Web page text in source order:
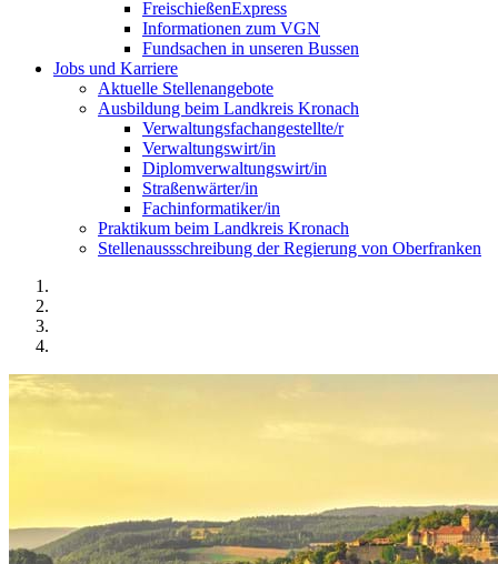
FreischießenExpress
Informationen zum VGN
Fundsachen in unseren Bussen
Jobs und Karriere
Aktuelle Stellenangebote
Ausbildung beim Landkreis Kronach
Verwaltungsfachangestellte/r
Verwaltungswirt/in
Diplomverwaltungswirt/in
Straßenwärter/in
Fachinformatiker/in
Praktikum beim Landkreis Kronach
Stellenaussschreibung der Regierung von Oberfranken